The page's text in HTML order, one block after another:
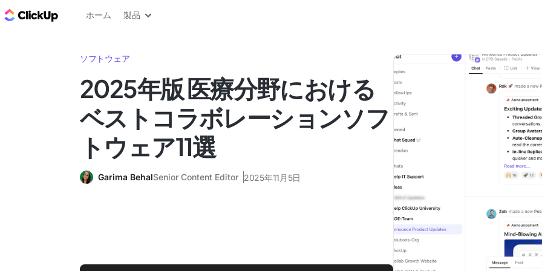
ClickUp ブログ
ホーム 製品
ソフトウェア
2025年版 医療分野における
ベストコラボレーションソフ
トウェア11選
Garima BehalSenior Content Editor 2025年11月5日